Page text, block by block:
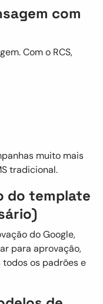
com
Com o RCS,
muito mais
tradicional.
do template
do Google,
para aprovação,
os padrões e